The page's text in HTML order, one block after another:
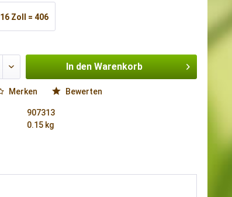
16 Zoll = 406
In den Warenkorb
Merken Bewerten
907313
0.15 kg